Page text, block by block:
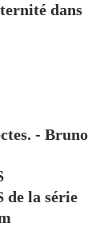
dans
- Bruno
la série